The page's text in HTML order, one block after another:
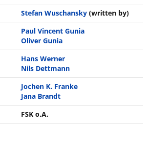
Stefan Wuschansky (written by)
Paul Vincent Gunia
Oliver Gunia
Hans Werner
Nils Dettmann
Jochen K. Franke
Jana Brandt
FSK o.A.